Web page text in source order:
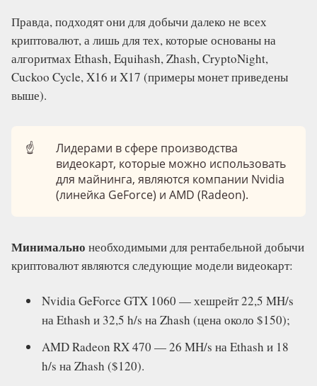
Правда, подходят они для добычи далеко не всех
криптовалют, а лишь для тех, которые основаны на
алгоритмах Ethash, Equihash, Zhash, CryptoNight,
Cuckoo Cycle, X16 и X17 (примеры монет приведены
выше).
☝️
Лидерами в сфере производства
видеокарт, которые можно использовать
для майнинга, являются компании Nvidia
(линейка GeForce) и AMD (Radeon).
Минимально необходимыми для рентабельной добычи
криптовалют являются следующие модели видеокарт:
Nvidia GeForce GTX 1060 — хешрейт 22,5 MH/s
на Ethash и 32,5 h/s на Zhash (цена около $150);
AMD Radeon RX 470 — 26 MH/s на Ethash и 18
h/s на Zhash ($120).